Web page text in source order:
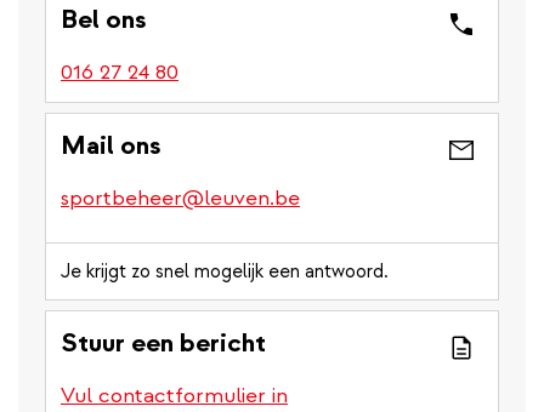
Bel ons
016 27 24 80
Mail ons
sportbeheer@leuven.be
Je krijgt zo snel mogelijk een antwoord.
Stuur een bericht
Vul contactformulier in